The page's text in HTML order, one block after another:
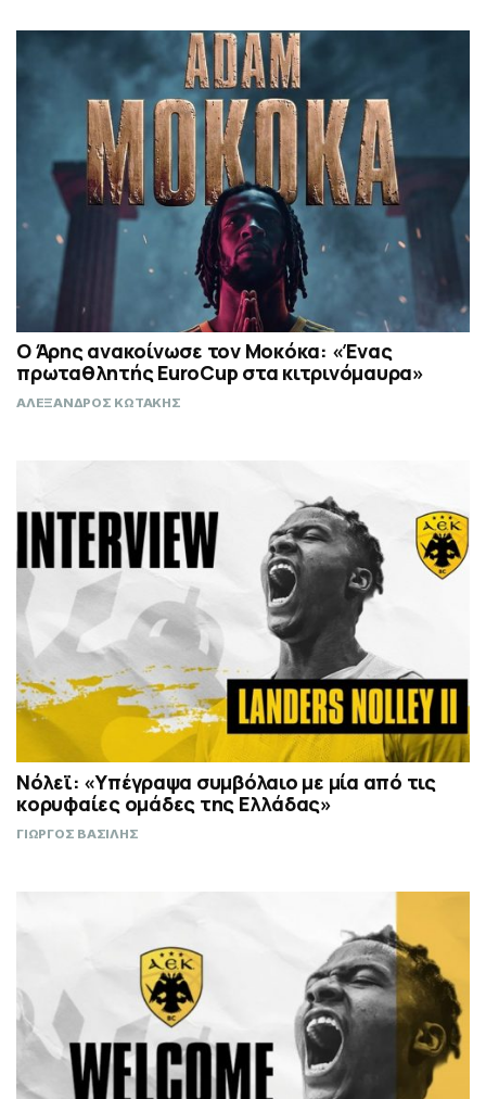
Ο Άρης ανακοίνωσε τον Μοκόκα: «Ένας
πρωταθλητής EuroCup στα κιτρινόμαυρα»
ΑΛΕΞΑΝΔΡΟΣ ΚΩΤΑΚΗΣ
Νόλεϊ: «Υπέγραψα συμβόλαιο με μία από τις
κορυφαίες ομάδες της Ελλάδας»
ΓΙΩΡΓΟΣ ΒΑΣΙΛΗΣ